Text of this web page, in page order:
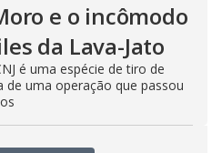
e o incômodo
da Lava-Jato
é uma espécie de tiro de
de uma operação que passou